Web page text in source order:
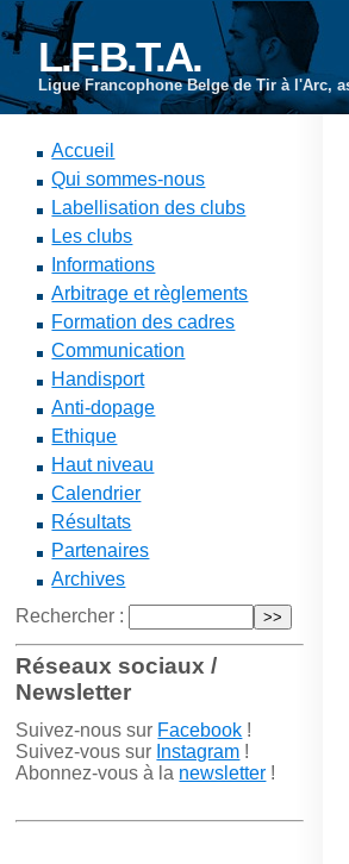
L.F.B.T.A.
Ligue Francophone Belge de Tir à l'Arc,
Accueil
Qui sommes-nous
Labellisation des clubs
Les clubs
Informations
Arbitrage et règlements
Formation des cadres
Communication
Handisport
Anti-dopage
Ethique
Haut niveau
Calendrier
Résultats
Partenaires
Archives
Rechercher :
Réseaux sociaux /
Newsletter
Suivez-nous sur Facebook !
Suivez-vous sur Instagram !
Abonnez-vous à la newsletter !